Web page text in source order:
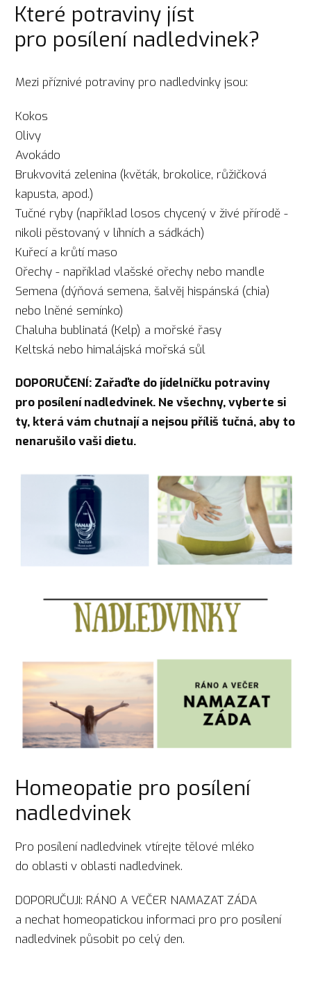
Které potraviny jíst
pro posílení nadledvinek?
Mezi příznivé potraviny pro nadledvinky jsou:
Kokos
Olivy
Avokádo
Brukvovitá zelenina (květák, brokolice, růžičková
kapusta, apod.)
Tučné ryby (například losos chycený v živé přírodě -
nikoli pěstovaný v líhních a sádkách)
Kuřecí a krůtí maso
Ořechy - například vlašské ořechy nebo mandle
Semena (dýňová semena, šalvěj hispánská (chia)
nebo lněné semínko)
Chaluha bublinatá (Kelp) a mořské řasy
Keltská nebo himalájská mořská sůl
DOPORUČENÍ: Zařaďte do jídelníčku potraviny
pro posílení nadledvinek. Ne všechny, vyberte si
ty, která vám chutnají a nejsou příliš tučná, aby to
nenarušilo vaši dietu.
Homeopatie pro posílení
nadledvinek
Pro posílení nadledvinek vtírejte tělové mléko
do oblasti v oblasti nadledvinek.
DOPORUČUJI: RÁNO A VEČER NAMAZAT ZÁDA
a nechat homeopatickou informaci pro pro posílení
nadledvinek působit po celý den.